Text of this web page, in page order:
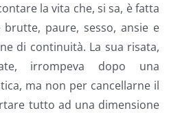
la vita che, si sa, è fatta
paure, sesso, ansie e
di continuità. La sua risata,
irrompeva dopo una
ma non per cancellarne il
tutto ad una dimensione